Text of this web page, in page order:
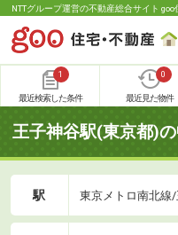
NTTグループ運営の不動産総合サイト
1
最近検索した条件
0
最近見た物件
王子神谷駅(東京都)
駅 東京メトロ南北線